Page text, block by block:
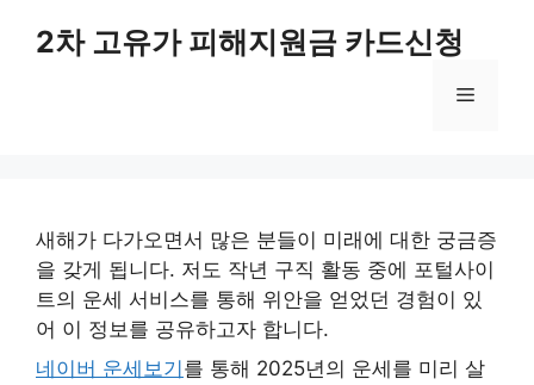
2차 고유가 피해지원금 카드신청
메
새해가 다가오면서 많은 분들이 미래에 대한 궁금증
을 갖게 됩니다. 저도 작년 구직 활동 중에 포털사이
트의 운세 서비스를 통해 위안을 얻었던 경험이 있
어 이 정보를 공유하고자 합니다.
네이버 운세보기 를 통해 2025년의 운세를 미리 살